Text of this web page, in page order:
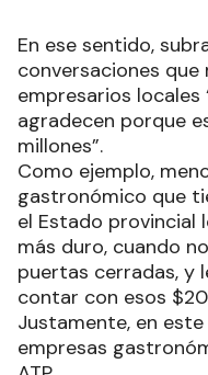
En ese sentido,
conversaciones
empresarios
agradecen porque
millones”.
Como ejemplo,
gastronómico que
el Estado provincial
más duro, cuando
puertas cerradas, y
contar con esos
Justamente, en
empresas